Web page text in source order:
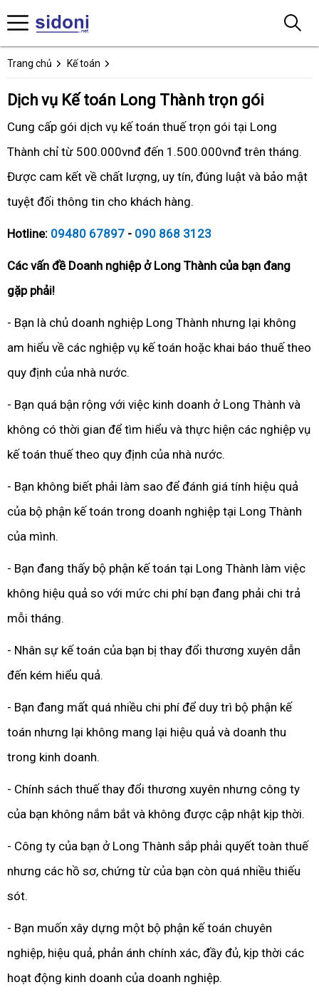
Trang chủ Kế toán
Dịch vụ Kế toán Long Thành trọn gói
Cung cấp gói dịch vụ kế toán thuế trọn gói tại Long
Thành chỉ từ 500.000vnđ đến 1.500.000vnđ trên tháng.
Được cam kết về chất lượng, uy tín, đúng luật và bảo mật
tuyệt đối thông tin cho khách hàng.
Hotline: 09480 67897 - 090 868 3123
Các vấn đề Doanh nghiệp ở Long Thành của bạn đang
gặp phải!
- Bạn là chủ doanh nghiệp Long Thành nhưng lại không
am hiểu về các nghiệp vụ kế toán hoặc khai báo thuế theo
quy định của nhà nước.
- Bạn quá bận rộng với việc kinh doanh ở Long Thành và
không có thời gian để tìm hiểu và thực hiện các nghiệp vụ
kế toán thuế theo quy định của nhà nước.
- Bạn không biết phải làm sao để đánh giá tính hiệu quả
của bộ phận kế toán trong doanh nghiệp tại Long Thành
của mình.
- Bạn đang thấy bộ phận kế toán tại Long Thành làm việc
không hiệu quả so với mức chi phí bạn đang phải chi trả
mỗi tháng.
- Nhân sự kế toán của bạn bị thay đổi thương xuyên dẫn
đến kém hiểu quả.
- Bạn đang mất quá nhiều chi phí để duy trì bộ phận kế
toán nhưng lại không mang lại hiệu quả và doanh thu
trong kinh doanh.
- Chính sách thuế thay đổi thương xuyên nhưng công ty
của bạn không nắm bắt và không được cập nhật kịp thời.
- Công ty của bạn ở Long Thành sắp phải quyết toàn thuế
nhưng các hồ sơ, chứng từ của bạn còn quá nhiều thiếu
sót.
- Bạn muốn xây dựng một bộ phận kế toán chuyên
nghiệp, hiệu quả, phản ánh chính xác, đầy đủ, kịp thời các
hoạt động kinh doanh của doanh nghiệp.